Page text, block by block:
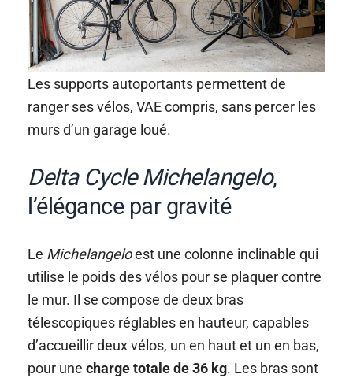
Les supports autoportants permettent de
ranger ses vélos, VAE compris, sans percer les
murs d’un garage loué.
Delta Cycle Michelangelo,
l’élégance par gravité
Le Michelangeloest une colonne inclinable qui
utilise le poids des vélos pour se plaquer contre
le mur. Il se compose de deux bras
télescopiques réglables en hauteur, capables
d’accueillir deux vélos, un en haut et un en bas,
pour unecharge totale de 36 kg. Les bras sont